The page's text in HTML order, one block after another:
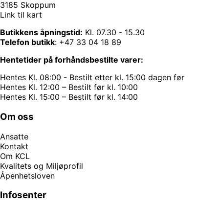
3185 Skoppum
Link til kart
Butikkens åpningstid: Kl. 07.30 - 15.30
Telefon butikk: +47 33 04 18 89
Hentetider på forhåndsbestilte varer:
Hentes Kl. 08:00 - Bestilt etter kl. 15:00 dagen før
Hentes Kl. 12:00 – Bestilt før kl. 10:00
Hentes Kl. 15:00 – Bestilt før kl. 14:00
Om oss
Ansatte
Kontakt
Om KCL
Kvalitets og Miljøprofil
Åpenhetsloven
Infosenter